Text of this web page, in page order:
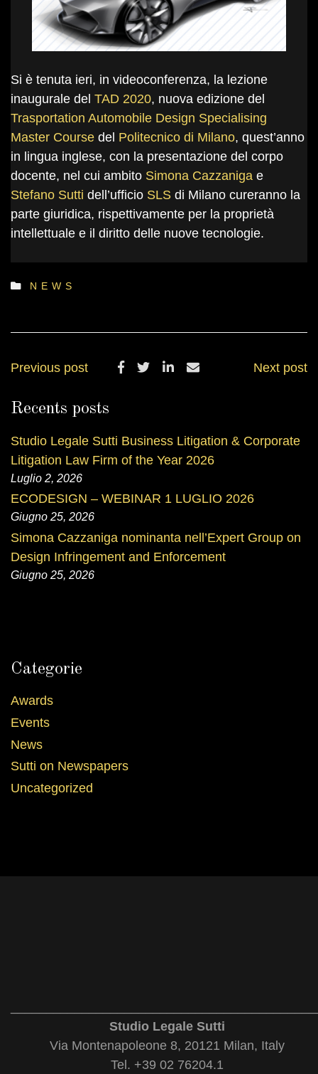
Si è tenuta ieri, in videoconferenza, la lezione
inaugurale del TAD 2020, nuova edizione del
Trasportation Automobile Design Specialising
Master Course del Politecnico di Milano, quest’anno
in lingua inglese, con la presentazione del corpo
docente, nel cui ambito Simona Cazzaniga e
Stefano Sutti dell’ufficio SLS di Milano cureranno la
parte giuridica, rispettivamente per la proprietà
intellettuale e il diritto delle nuove tecnologie.
NEWS
Previous post Next post
Recents posts
Studio Legale Sutti Business Litigation & Corporate
Litigation Law Firm of the Year 2026
Luglio 2, 2026
ECODESIGN – WEBINAR 1 LUGLIO 2026
Giugno 25, 2026
Simona Cazzaniga nominanta nell’Expert Group on
Design Infringement and Enforcement
Giugno 25, 2026
Categorie
Awards
Events
News
Sutti on Newspapers
Uncategorized
Studio Legale Sutti
Via Montenapoleone 8, 20121 Milan, Italy
Tel. +39 02 76204.1